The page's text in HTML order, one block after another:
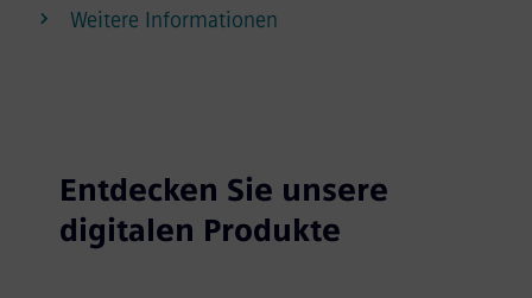
Weitere Informationen
Entdecken Sie unsere
digitalen Produkte